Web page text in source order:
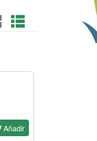
Añadir